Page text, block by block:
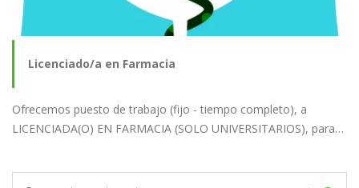
Licenciado/a en Farmacia
Ofrecemos puesto de trabajo (fijo - tiempo completo), a
LICENCIADA(O) EN FARMACIA (SOLO UNIVERSITARIOS), para…